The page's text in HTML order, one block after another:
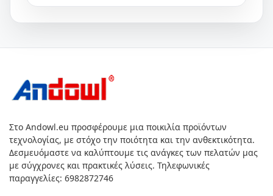
Στο Andowl.eu προσφέρουμε μια ποικιλία προϊόντων
τεχνολογίας, με στόχο την ποιότητα και την ανθεκτικότητα.
Δεσμευόμαστε να καλύπτουμε τις ανάγκες των πελατών μας
με σύγχρονες και πρακτικές λύσεις. Τηλεφωνικές
παραγγελίες: 6982872746